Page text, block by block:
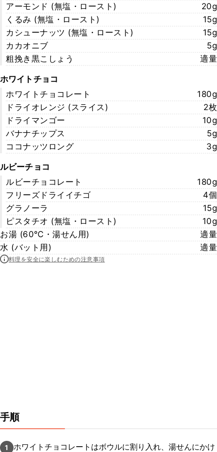
アーモンド (無塩・ロースト)
20g
くるみ (無塩・ロースト)
15g
カシューナッツ (無塩・ロースト)
15g
カカオニブ
5g
粗挽き黒こしょう
適量
ホワイトチョコ
ホワイトチョコレート
180g
ドライオレンジ (スライス)
2枚
ドライマンゴー
10g
バナナチップス
5g
ココナッツロング
3g
ルビーチョコ
ルビーチョコレート
180g
フリーズドライイチゴ
4個
グラノーラ
15g
ピスタチオ (無塩・ロースト)
10g
お湯 (60℃・湯せん用)
適量
水 (バット用)
適量
料理を安全に楽しむための注意事項
手順
1
ホワイトチョコレートはボウルに割り入れ、湯せんにかけ